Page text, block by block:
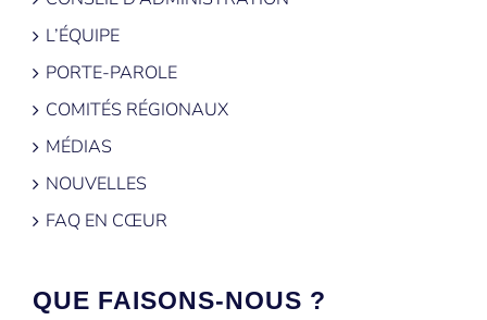
L’ÉQUIPE
PORTE-PAROLE
COMITÉS RÉGIONAUX
MÉDIAS
NOUVELLES
FAQ EN CŒUR
QUE FAISONS-NOUS ?